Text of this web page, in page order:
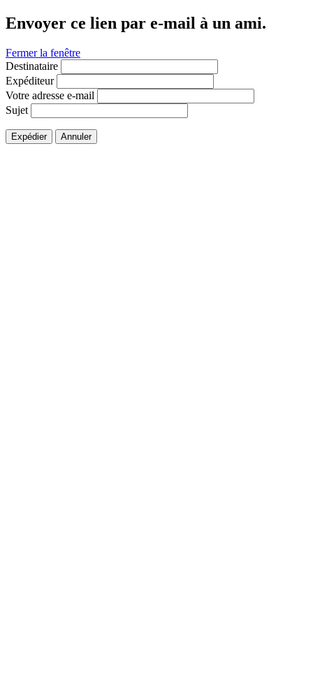
Envoyer ce lien par e-mail à un ami.
Fermer la fenêtre
Destinataire
Expéditeur
Votre adresse e-mail
Sujet
Expédier Annuler